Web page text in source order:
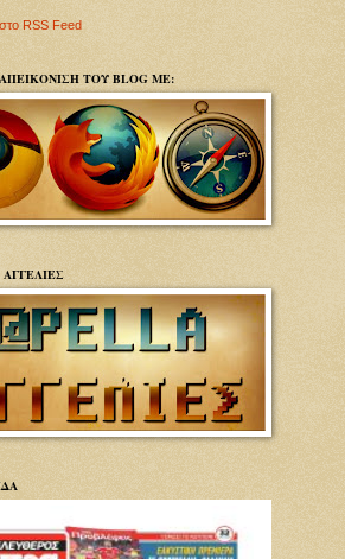
RSS Feed
ΤΟΥ BLOG ΜΕ:
ΑΓΓΕΛΙΕΣ